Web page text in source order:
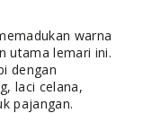
warna
utama lemari ini.
dengan
laci celana,
pajangan.